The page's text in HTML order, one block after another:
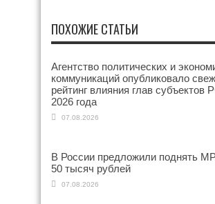
ПОХОЖИЕ СТАТЬИ
Агентство политических и
коммуникаций опубликовало
рейтинг влияния глав субъектов
2026 года
07.08.2026
В России предложили поднять
50 тысяч рублей
07.08.2026